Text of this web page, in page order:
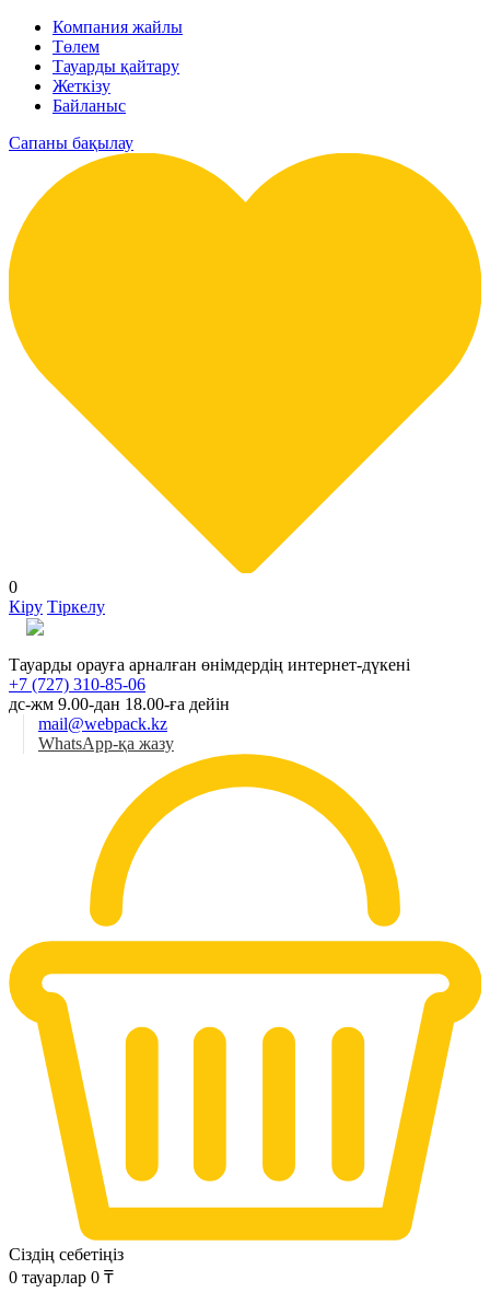
Компания жайлы
Төлем
Тауарды қайтару
Жеткізу
Байланыс
Сапаны бақылау
0
Кіру Тіркелу
Тауарды орауға арналған өнімдердің интернет-дүкені
+7 (727) 310-85-06
дс-жм 9.00-дан 18.00-ға дейін
mail@webpack.kz
WhatsApp-қа жазу
Сіздің себетіңіз
0 тауарлар 0 ₸